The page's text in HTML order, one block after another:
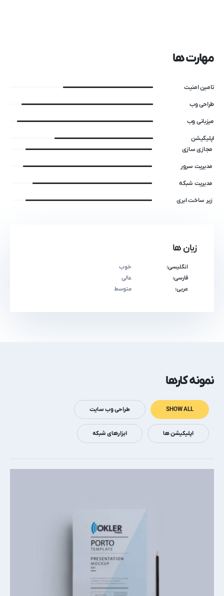
مهارت ها
تامین امنیت
طراحی وب
میزبانی وب
اپلیکیشن​
مجازی سازی
مدیریت سرور
مدیریت شبکه
زیر ساخت ابری
زبان ها
انگلیسی:
خوب
فارسی:
عالی
عربی:
متوسط
نمونه کارها
SHOW ALL
ابزارهای شبکه اپلیکیشن ها
طراحی وب سایت